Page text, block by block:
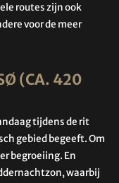
routes zijn ook
voor de meer
(CA. 420
tijdens de rit
gebied begeeft. Om
begroeiing. En
waarbij